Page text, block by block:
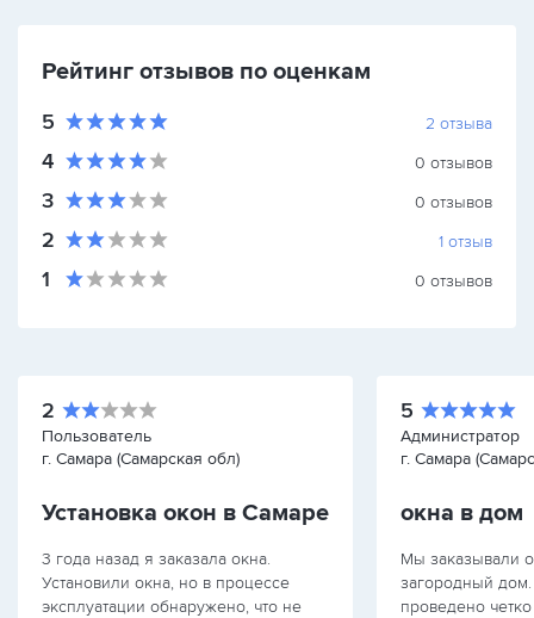
Рейтинг отзывов по оценкам
5 2 отзыва
4 0 отзывов
3 0 отзывов
2 1 отзыв
1 0 отзывов
2
Пользователь
г. Самара (Самарская обл)
Установка окон в Самаре
3 года назад я заказала окна.
Установили окна, но в процессе
эксплуатации обнаружено, что не
5
Администратор
г. Самара
окна в дом
Мы заказывали
загородный
проведено